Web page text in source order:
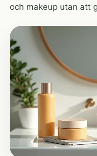
och makeup utan att